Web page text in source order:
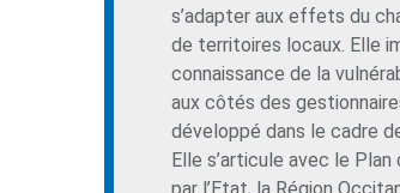
s’adapter aux effets du
de territoires locaux. Elle
connaissance de la
aux côtés des
développé dans le cadre
Elle s’articule avec le